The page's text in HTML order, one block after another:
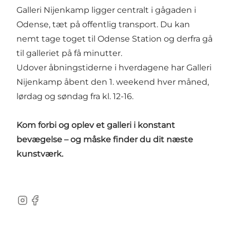
Galleri Nijenkamp ligger centralt i gågaden i
Odense, tæt på offentlig transport. Du kan
nemt tage toget til Odense Station og derfra gå
til galleriet på få minutter.
Udover åbningstiderne i hverdagene har Galleri
Nijenkamp åbent den 1. weekend hver måned,
lørdag og søndag fra kl. 12-16.
Kom forbi og oplev et galleri i konstant
bevægelse – og måske finder du dit næste
kunstværk.
Instagram
Facebook